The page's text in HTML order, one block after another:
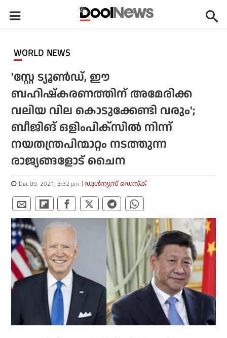
WORLD NEWS
'സ്റ്റേ ട്യൂണ്‍ഡ്, ഈ
ബഹിഷ്‌കരണത്തിന് അമേരിക്ക
വലിയ വില കൊടുക്കേണ്ടി വരും';
ബീജിങ് ഒളിംപിക്‌സില്‍ നിന്ന്
നയതന്ത്രപിന്മാറ്റം നടത്തുന്ന
രാജ്യങ്ങളോട് ചൈന
Dec 09, 2021, 3:32 pm ഡൂള്‍ന്യൂസ് ഡെസ്‌ക്